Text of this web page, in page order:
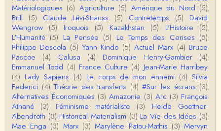
Anonymous
Homo sapiens a clairement évolué depuis 300 00
0 ans. Tout d'abord, il y a la différence notable …
Christophe Darmangeat
Cet article apporte de l'eau à mon moulin (si j'ose
dire) en appuyant la réalité des torture…
roland chaudat
IROQUOIS CANNIBALISM: FACT NOT FICTIONTho
mas S. AblerUniversity of WaterlooBien que ce text
e ne comp…
Matériologiques (6) Agriculture (5) Amérique du Nord (5)
Brill
(5) Claude Lévi-Strauss (5) Contretemps (5)
David
Wengrow (5) Iroquois (5) Kazakhstan (5) L'Histoire
(5)
L'Humanité (5) La Pensée (5) Le Temps des Cerises (5)
Philippe Descola (5) Yann Kindo (5) Actuel Marx (4) Bruce
Pascoe
(4) Calusa (4) Dominique Henry-Gambier
(4)
Emmanuel Todd (4) France Culture (4) Jean-Marie Harribey
(4) Lady Sapiens (4) Le corps de mon ennemi (4) Silvia
Federici (4) Théorie des transferts (4) #Sur les écrans (3)
Alternatives Économiques (3) Amazonie (3) Arc (3) François
Athané
(3) Féminisme matérialiste (3)
Heide Goettner-
Abendroth (3) Historical Materialism (3) La Vie des Idées (3)
Mae Enga (3) Marx (3) Marylène Patou-Mathis (3) Mervyn